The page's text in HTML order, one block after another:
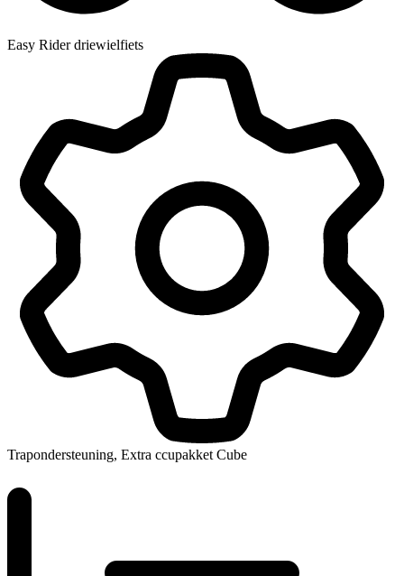
Easy Rider driewielfiets
Trapondersteuning, Extra ccupakket Cube